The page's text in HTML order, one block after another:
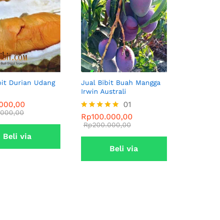
Durian Udang
Beli via
Jual Bibit Buah Mangga
Irwin Australi
Dinilai
5.00
01
Rp100.000,00
Rp200.000,00
Rp100.000,00
Rp 200.000,00
Beli via